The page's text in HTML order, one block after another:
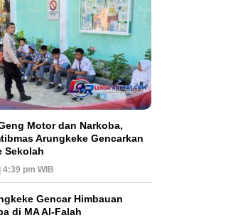
Motor dan Narkoba,
Arungkeke Gencarkan
Sekolah
4:39 pm WIB
Gencar Himbauan
di MA Al-Falah